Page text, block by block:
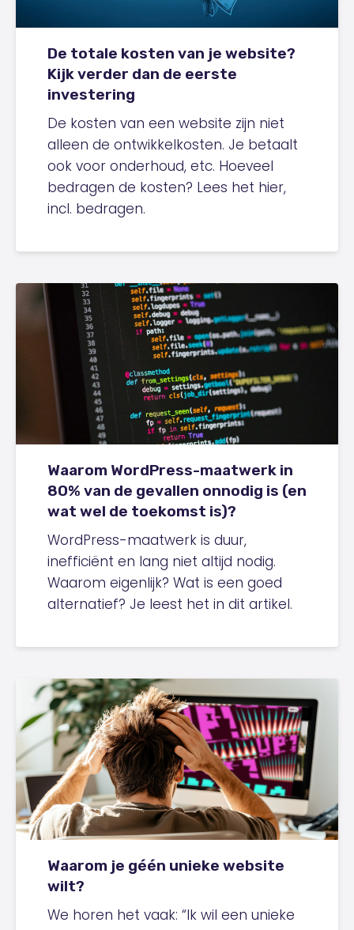
De totale kosten van je website?
Kijk verder dan de eerste
investering
De kosten van een website zijn niet
alleen de ontwikkelkosten. Je betaalt
ook voor onderhoud, etc. Hoeveel
bedragen de kosten? Lees het hier,
incl. bedragen.
Waarom WordPress-maatwerk in
80% van de gevallen onnodig is (en
wat wel de toekomst is)?
WordPress-maatwerk is duur,
inefficiënt en lang niet altijd nodig.
Waarom eigenlijk? Wat is een goed
alternatief? Je leest het in dit artikel.
Waarom je géén unieke website
wilt?
We horen het vaak: “Ik wil een unieke